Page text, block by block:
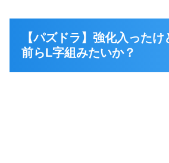
【パズドラ】強化入った
前らL字組みたいか？